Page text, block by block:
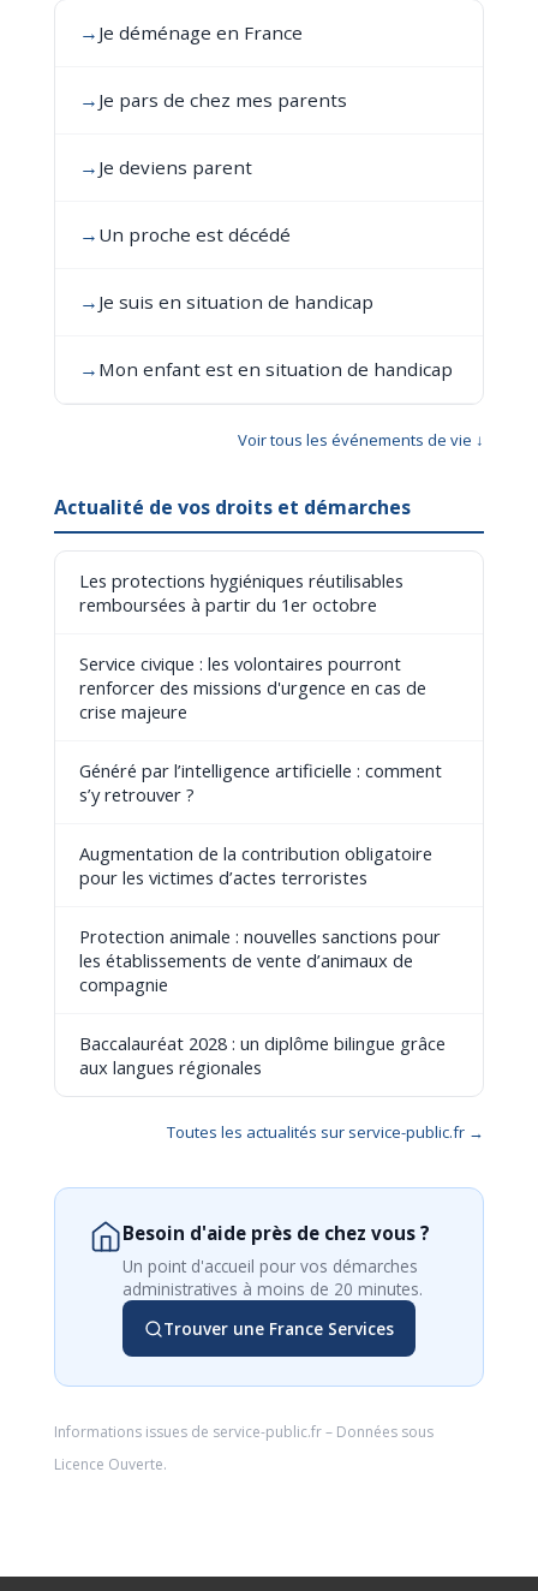
→ Je déménage en France
→ Je pars de chez mes parents
→ Je deviens parent
→ Un proche est décédé
→ Je suis en situation de handicap
→ Mon enfant est en situation de handicap
Voir tous les événements de vie ↓
Actualité de vos droits et démarches
Les protections hygiéniques réutilisables
remboursées à partir du 1er octobre
Service civique : les volontaires pourront
renforcer des missions d'urgence en cas de
crise majeure
Généré par l’intelligence artificielle : comment
s’y retrouver ?
Augmentation de la contribution obligatoire
pour les victimes d’actes terroristes
Protection animale : nouvelles sanctions pour
les établissements de vente d’animaux de
compagnie
Baccalauréat 2028 : un diplôme bilingue grâce
aux langues régionales
Toutes les actualités sur service-public.fr →
Besoin d'aide près de chez vous ?
Un point d'accueil pour vos démarches
administratives à moins de 20 minutes.
Trouver une France Services
Informations issues de service-public.fr– Données sous
Licence Ouverte.